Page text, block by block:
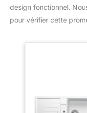
design fonctionnel.
pour vérifier cette